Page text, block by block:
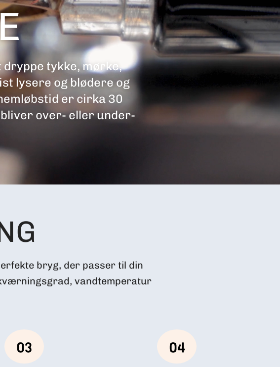
dryppe tykke, mørke,
lysere og blødere og
er cirka 30
over- eller under-
bryg, der passer til din
vandtemperatur